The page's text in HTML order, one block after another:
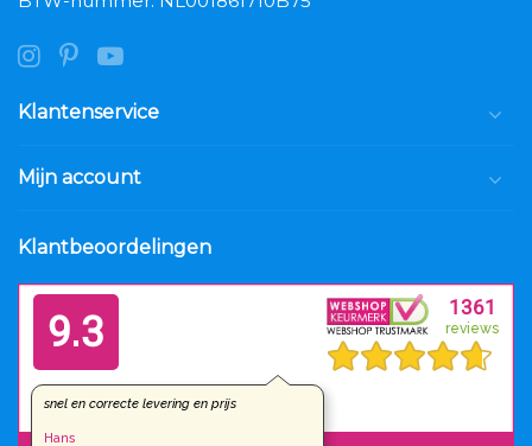
Klantenservice
Mijn account
Klantbeoordelingen